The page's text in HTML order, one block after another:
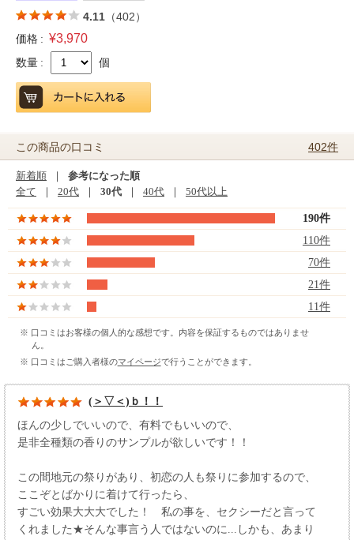
4.11 （402）
価格 : ¥3,970
数量 : 個
この商品の口コミ 402件
新着順 ｜ 参考になった順
全て ｜ 20代 ｜ 30代 ｜ 40代 ｜ 50代以上
190件
110件
70件
21件
11件
※ 口コミはお客様の個人的な感想です。内容を保証するものではありませ
ん。
※ 口コミはご購入者様のマイページで行うことができます。
(＞▽＜)ｂ！！
ほんの少しでいいので、有料でもいいので、
是非全種類の香りのサンプルが欲しいです！！
この間地元の祭りがあり、初恋の人も祭りに参加するので、
ここぞとばかりに着けて行ったら、
すごい効果大大大でした！ 私の事を、セクシーだと言って
くれました★そんな事言う人ではないのに...しかも、あまり